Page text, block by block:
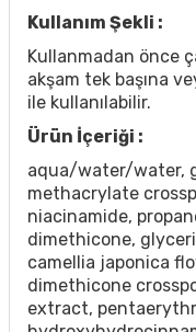
Kullanım Şekli :
Kullanmadan önce
akşam tek başına
ile kullanılabilir.
Ürün İçeriği :
aqua/water/water,
methacrylate
niacinamide,
dimethicone,
camellia japonica
dimethicone
extract,